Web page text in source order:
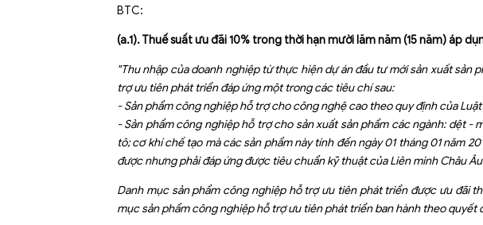
BTC:
(a.1). Thuế suất ưu đãi 10% trong thời hạn mười lăm năm (15 năm) áp
"Thunhập của doanh nghiệp từ thực hiện dự án đầu tư mới sản xuất sản
trợ ưu tiên phát triển đáp ứng một trong các tiêu chí sau:
- Sản phẩm công nghiệp hỗ trợ cho công nghệ cao theo quy định của
- Sản phẩm công nghiệp hỗ trợ cho sản xuất sản phẩm các ngành: dệt -
tô; cơ khí chế tạo mà các sản phẩm này tính đến ngày 01 tháng 01 năm
được nhưng phải đáp ứng được tiêu chuẩn kỹ thuật của Liên minh Châu
Danh mục sản phẩm công nghiệp hỗ trợ ưu tiên phát triển được ưu đãi
mục sản phẩm công nghiệp hỗ trợ ưu tiên phát triển ban hành theo quyết